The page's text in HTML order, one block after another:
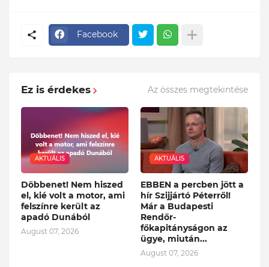
Facebook
Ez is érdekes Az összes megtekintése
AKTUÁLIS
Döbbenet! Nem hiszed
el, kié volt a motor, ami
felszínre került az
apadó Dunából
August 07, 2026
AKTUÁLIS
EBBEN a percben jött a
hír Szijjártó Péterről!
Már a Budapesti
Rendőr-
főkapitányságon az
ügye, miután...
August 07, 2026